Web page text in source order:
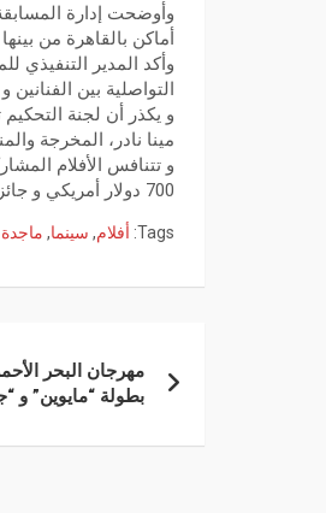
وأوضحت إدارة
أماكن بالقاهرة من
وأكد المدير التنفيذي
التواصلية بين
و يكذر أن لجنة
مينا نادر، المخرجة
و تتنافس الأفلام
700 دولار أمريكي و جائزة أفضل فيلم من اختيار الجمهور وقدرها 400 دولار أمريكي.
Tags: أفلام, سينما,
مهرجان البحر
بطولة “مايوين” و